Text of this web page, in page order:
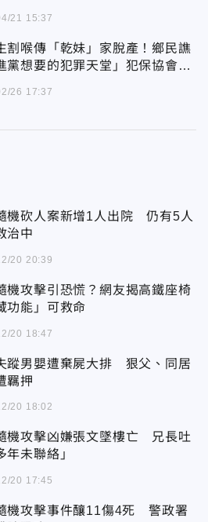
21 15:37
割喉傳「乾妹」家脫產！鄉民譙
黨想要的犯罪天堂」犯保協會說
26 17:37
機砍人案新增1人出院 仍有5人
治中
20 20:39
機攻擊引恐慌？網友揭高鐵座椅
功能」可救命
20 18:47
蹤男嬰遭棄屍大排 狠父、同居
羈押
20 18:02
機攻擊凶嫌張文墜樓亡 兄長吐
年未聯絡」
20 17:45
機攻擊事件釀11傷4死 警政署